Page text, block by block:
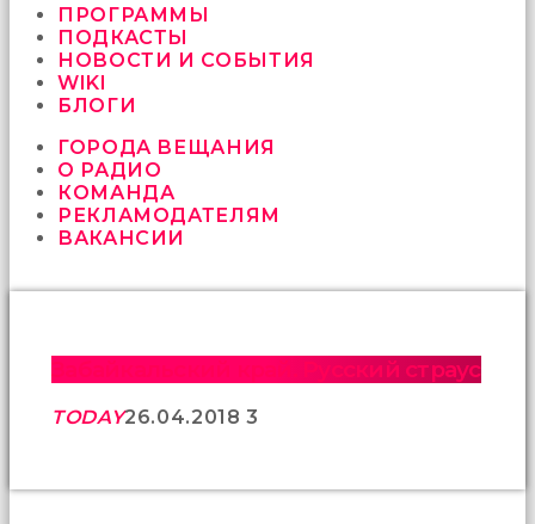
sikici
kocalar
güzel
karıları
öttürüyor
sex
hikayeleri
kızların
rahatlıyorlar
altyazılı
sikiş
ПРОГРАММЫ
ПОДКАСТЫ
НОВОСТИ И СОБЫТИЯ
WIKI
БЛОГИ
ГОРОДА ВЕЩАНИЯ
О РАДИО
КОМАНДА
РЕКЛАМОДАТЕЛЯМ
ВАКАНСИИ
Забайкальский край. Русский страус
TODAY26.04.2018 3